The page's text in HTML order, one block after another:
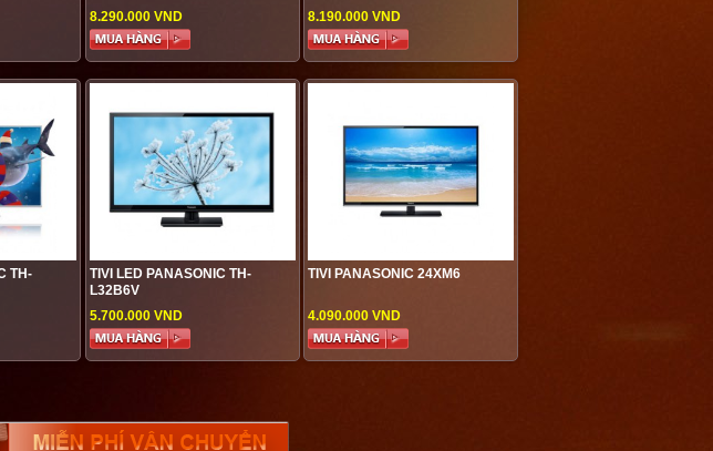
8.290.000 VND
8.190.000 VND
TH-
TIVI LED PANASONIC TH-
L32B6V
5.700.000 VND
TIVI PANASONIC 24XM6
4.090.000 VND